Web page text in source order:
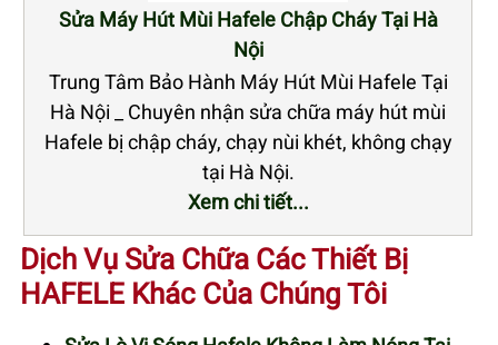
Sửa Máy Hút Mùi Hafele Chập Cháy Tại Hà
Nội
Trung Tâm Bảo Hành Máy Hút Mùi Hafele Tại
Hà Nội _ Chuyên nhận sửa chữa máy hút mùi
Hafele bị chập cháy, chạy nùi khét, không chạy
tại Hà Nội.
Xem chi tiết...
Dịch Vụ Sửa Chữa Các Thiết Bị
HAFELE Khác Của Chúng Tôi